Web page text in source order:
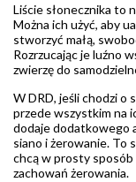
Liście słonecznika to
Można ich użyć, aby
stworzyć małą,
Rozrzucając je luźno
zwierzę do
W DRD, jeśli chodzi o
przede wszystkim na
dodaje dodatkowego
siano i żerowanie. To
chcą w prosty sposób
zachowań żerowania.